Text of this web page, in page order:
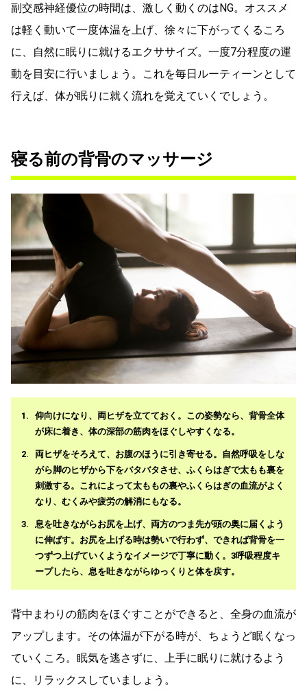
副交感神経優位の時間は、激しく動くのはNG。オススメ
は軽く動いて一度体温を上げ、徐々に下がってくるころ
に、自然に眠りに就けるエクササイズ。一度7分程度の運
動を目安に行いましょう。これを毎日ルーティーンとして
行えば、体が眠りに就く流れを覚えていくでしょう。
寝る前の背骨のマッサージ
仰向けになり、両ヒザを立てておく。この姿勢なら、背骨全体
が床に着き、体の深部の筋肉をほぐしやすくなる。
両ヒザをそろえて、お腹のほうに引き寄せる。自然呼吸をしな
がら脚のヒザから下をバタバタさせ、ふくらはぎで太もも裏を
刺激する。これによって太ももの裏やふくらはぎの血流がよく
なり、むくみや疲労の解消にもなる。
息を吐きながらお尻を上げ、両方のつま先が頭の奥に届くよう
に伸ばす。お尻を上げる時は勢いで行わず、できれば背骨を一
つずつ上げていくようなイメージで丁寧に動く。3呼吸程度キ
ープしたら、息を吐きながらゆっくりと体を戻す。
背中まわりの筋肉をほぐすことができると、全身の血流が
アップします。その体温が下がる時が、ちょうど眠くなっ
ていくころ。眠気を逃さずに、上手に眠りに就けるよう
に、リラックスしていましょう。